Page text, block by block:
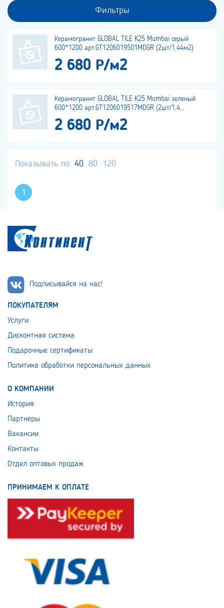
Фильтры
Керамогранит GLOBAL TILE K25 Mumbai серый
600*1200 арт.GT1206019501MDGR (2шт/1,44м2)
2 680 Р/м2
Керамогранит GLOBAL TILE K25 Mumbai зеленый
600*1200 арт.GT1206019517MDGR (2шт/1,4...
2 680 Р/м2
Показывать по 40 80 120
1
Подписывайся на нас!
ПОКУПАТЕЛЯМ
Услуги
Дисконтная система
Подарочные сертификаты
Политика обработки персональных данных
О КОМПАНИИ
История
Партнеры
Вакансии
Контакты
Отдел оптовых продаж
ПРИНИМАЕМ К ОПЛАТЕ